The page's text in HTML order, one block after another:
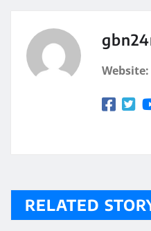
Website:
RELATED